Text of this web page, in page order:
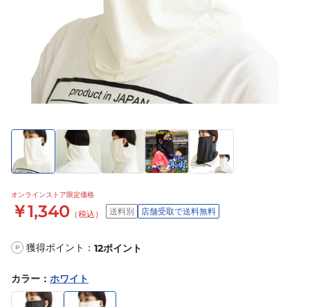
オンラインストア限定価格
￥1,340 （税込） 送料別 店舗受取で送料無料
P 獲得ポイント： 12ポイント
カラー ： ホワイト